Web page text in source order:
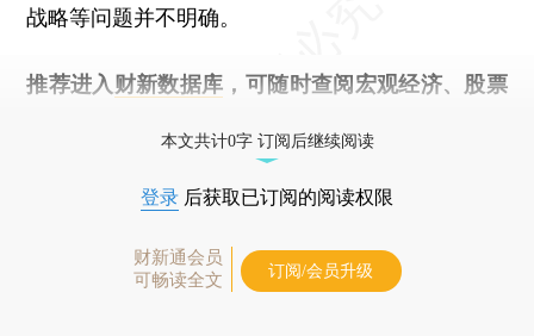
战略等问题并不明确。
推荐进入 财新数据库 ，可随时查阅宏观经济、股票
本文共计0字 订阅后继续阅读
登录 后获取已订阅的阅读权限
财新通会员
可畅读全文
订阅/会员升级